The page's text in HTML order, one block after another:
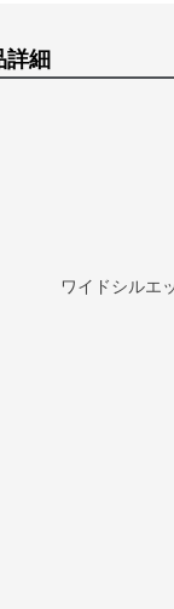
詳細
ワイドシルエ